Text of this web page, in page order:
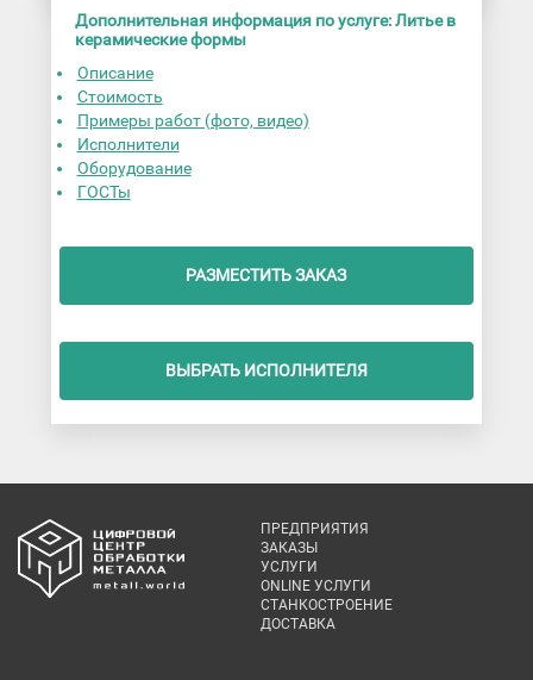
Дополнительная информация по услуге: Литье в
керамические формы
Описание
Стоимость
Примеры работ (фото, видео)
Исполнители
Оборудование
ГОСТы
РАЗМЕСТИТЬ ЗАКАЗ
ВЫБРАТЬ ИСПОЛНИТЕЛЯ
ПРЕДПРИЯТИЯ
ЗАКАЗЫ
УСЛУГИ
ONLINE УСЛУГИ
СТАНКОСТРОЕНИЕ
ДОСТАВКА